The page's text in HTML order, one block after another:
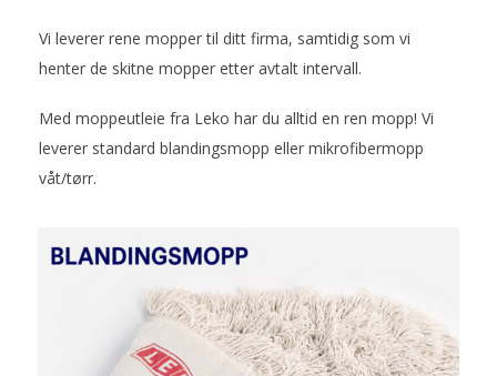
Vi leverer rene mopper til ditt firma, samtidig som vi
henter de skitne mopper etter avtalt intervall.
Med moppeutleie fra Leko har du alltid en ren mopp! Vi
leverer standard blandingsmopp eller mikrofibermopp
våt/tørr.